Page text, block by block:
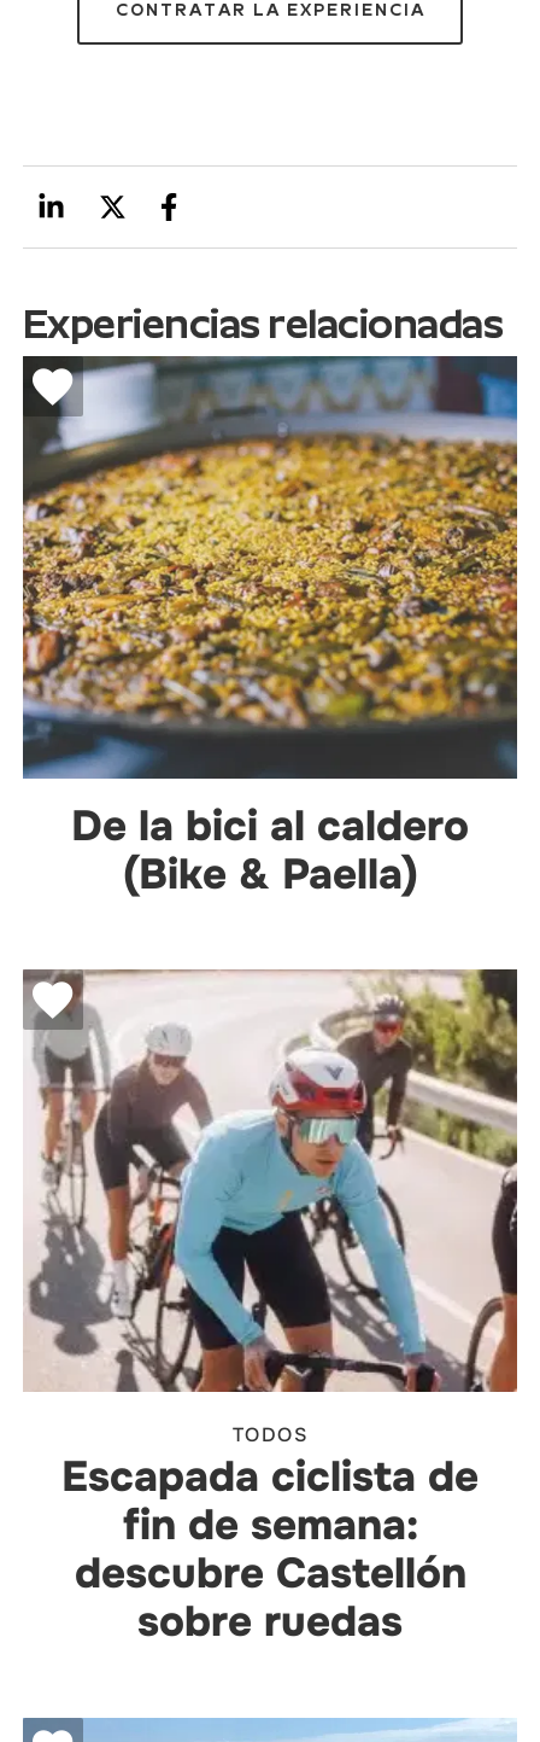
CONTRATAR LA EXPERIENCIA
Experiencias relacionadas
De la bici al caldero
(Bike & Paella)
TODOS
Escapada ciclista de
fin de semana:
descubre Castellón
sobre ruedas